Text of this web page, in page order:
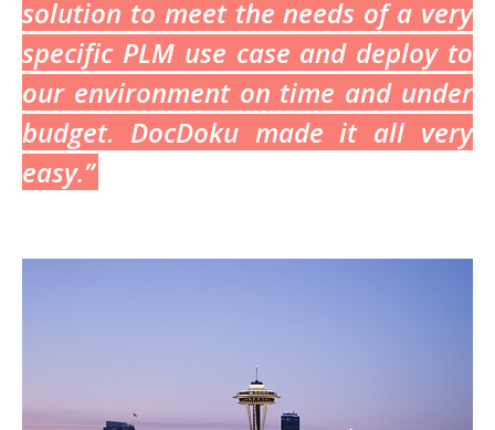
solution to meet the needs of a very
specific PLM use case and deploy to
our environment on time and under
budget. DocDoku made it all very
easy.”